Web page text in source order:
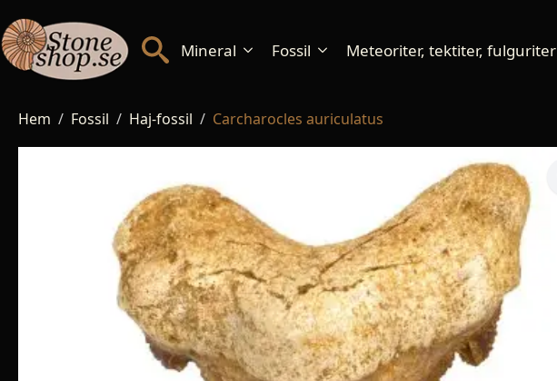
Mineral Fossil Meteoriter, tektiter, fulguriter
Hem Fossil Haj-fossil Carcharocles auriculatus